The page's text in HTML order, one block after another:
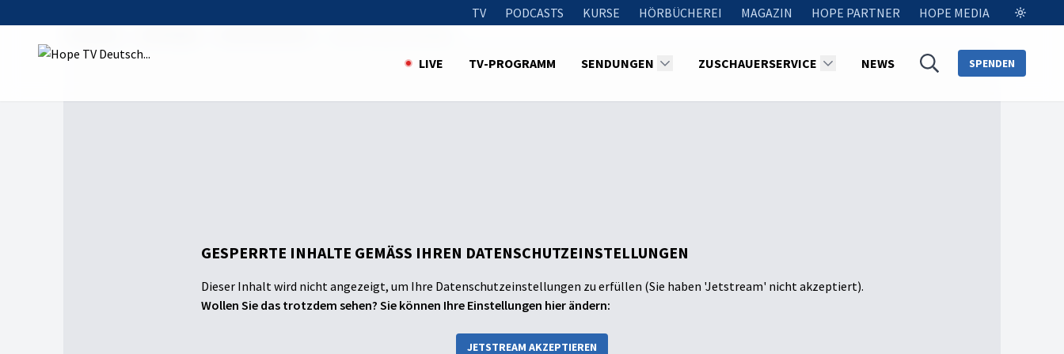
TV PODCASTS KURSE HÖRBÜCHEREI MAGAZIN HOPE PARTNER HOPE MEDIA
LIVE TV-PROGRAMM SENDUNGEN ZUSCHAUERSERVICE NEWS SPENDEN
GESPERRTE INHALTE GEMÄSS IHREN DATENSCHUTZEINSTELLUNGEN
Dieser Inhalt wird nicht angezeigt, um Ihre Datenschutzeinstellungen zu erfüllen (Sie haben 'Jetstream' nicht akzeptiert).
Wollen Sie das trotzdem sehen? Sie können Ihre Einstellungen hier ändern:
JETSTREAM AKZEPTIEREN